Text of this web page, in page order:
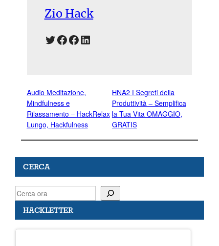
Zio Hack
Twitter Facebook Facebook LinkedIn
Audio Meditazione,
Mindfulness e
Rilassamento – HackRelax
Lungo, Hackfulness
HNA2 I Segreti della
Produttività – Semplifica
la Tua Vita OMAGGIO,
GRATIS
CERCA
S
e
r
c
HACKLETTER